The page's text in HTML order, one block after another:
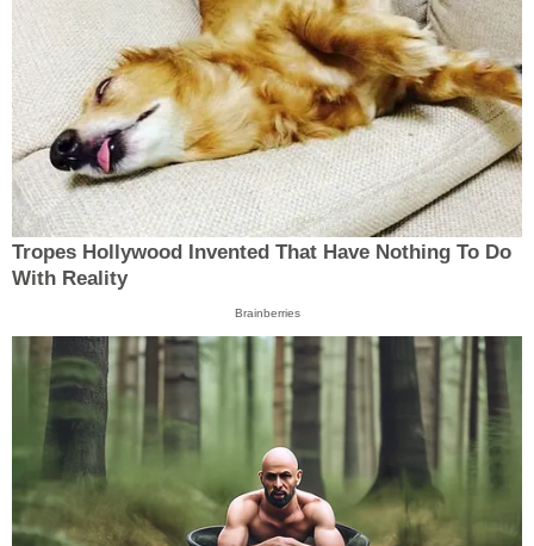
Tropes Hollywood Invented That Have Nothing To Do
With Reality
Brainberries